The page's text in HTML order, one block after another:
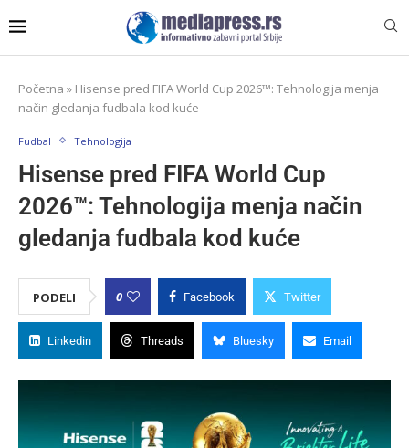
Početna » Hisense pred FIFA World Cup 2026™: Tehnologija menja
način gledanja fudbala kod kuće
Fudbal Tehnologija
Hisense pred FIFA World Cup
2026™: Tehnologija menja način
gledanja fudbala kod kuće
PODELI 0 Facebook Twitter
Linkedin Threads Bluesky Email